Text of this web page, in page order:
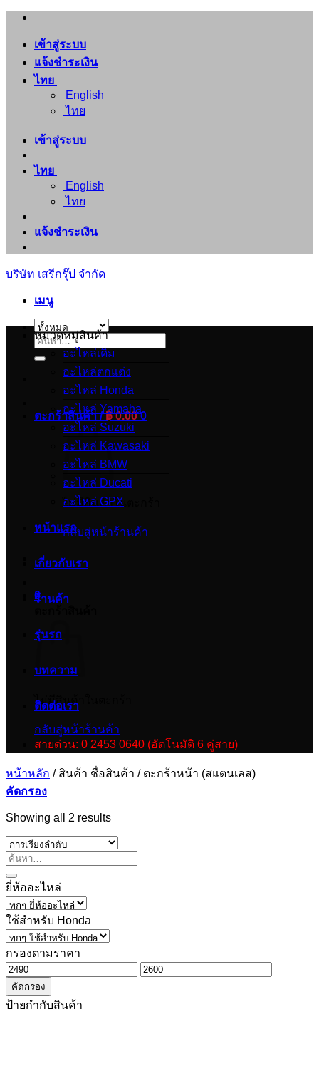
ข้าม
เนื้อหา
เข้าสู่ระบบ
แจ้งชำระเงิน
ไทย
English
ไทย
เข้าสู่ระบบ
ไทย
English
ไทย
แจ้งชำระเงิน
บริษัท เสรีกรุ๊ป จำกัด
เมนู
ค้นหา:
ตะกร้าสินค้า /฿0.00 0
ไม่มีสินค้าในตะกร้า
กลับสู่หน้าร้านค้า
0
ไม่มีสินค้าในตะกร้า
กลับสู่หน้าร้านค้า
หมวดหมู่สินค้า
อะไหล่เดิม
อะไหล่ตกแต่ง
อะไหล่ Honda
อะไหล่ Yamaha
อะไหล่ Suzuki
อะไหล่ Kawasaki
อะไหล่ BMW
อะไหล่ Ducati
อะไหล่ GPX
หน้าแรก
เกี่ยวกับเรา
ร้านค้า
รุ่นรถ
บทความ
ติดต่อเรา
สายด่วน: 0 2453 0640 (อัตโนมัติ 6 คู่สาย)
หน้าหลัก /สินค้า ชื่อสินค้า /ตะกร้าหน้า (สแตนเลส)
คัดกรอง
Showing all 2 results
ยี่ห้ออะไหล่
ใช้สำหรับ Honda
กรองตามราคา
ราคา
ต่ำ
สุด
ราคา
คัดกรอง
ป้ายกำกับสินค้า